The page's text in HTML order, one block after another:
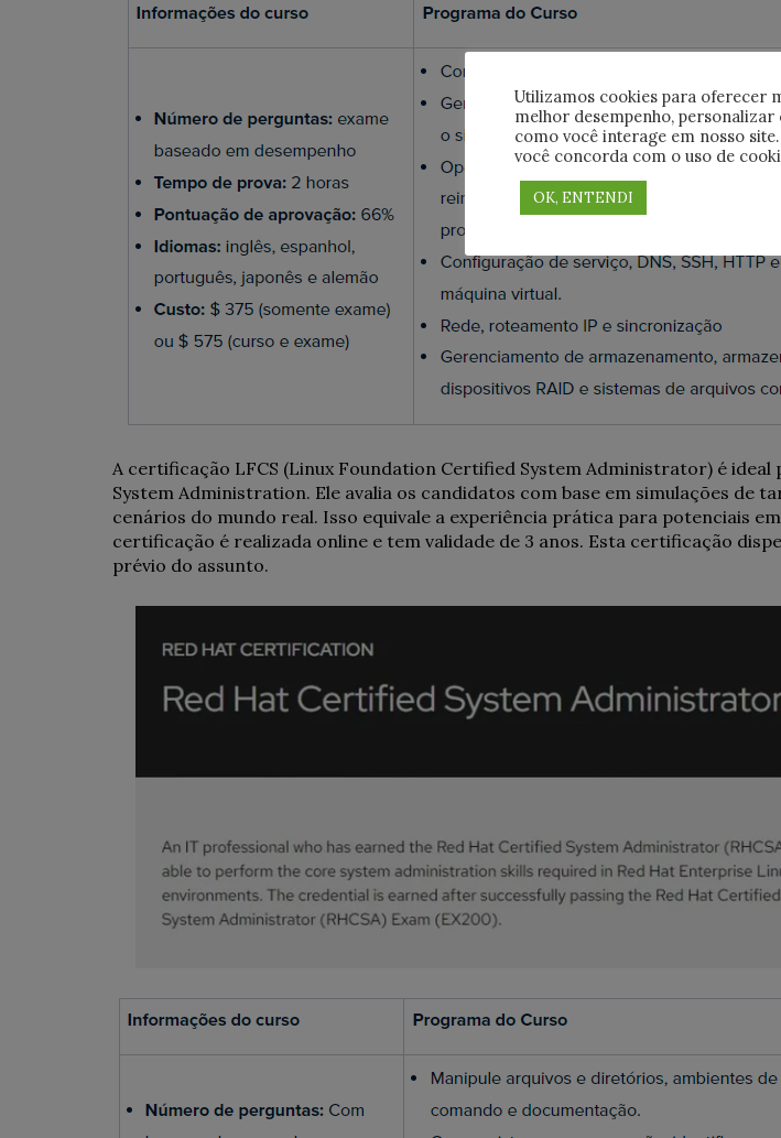
A certificação LFCS (Linux Foundation Certified System Administrator) é ideal
System Administration. Ele avalia os candidatos com base em simulações de
cenários do mundo real. Isso equivale a experiência prática para potenciais
certificação é realizada online e tem validade de 3 anos. Esta certificação
prévio do assunto.
Utilizamos cookies para oferecer
melhor desempenho,
como você interage em nosso
você concorda com o uso de
OK, ENTENDI